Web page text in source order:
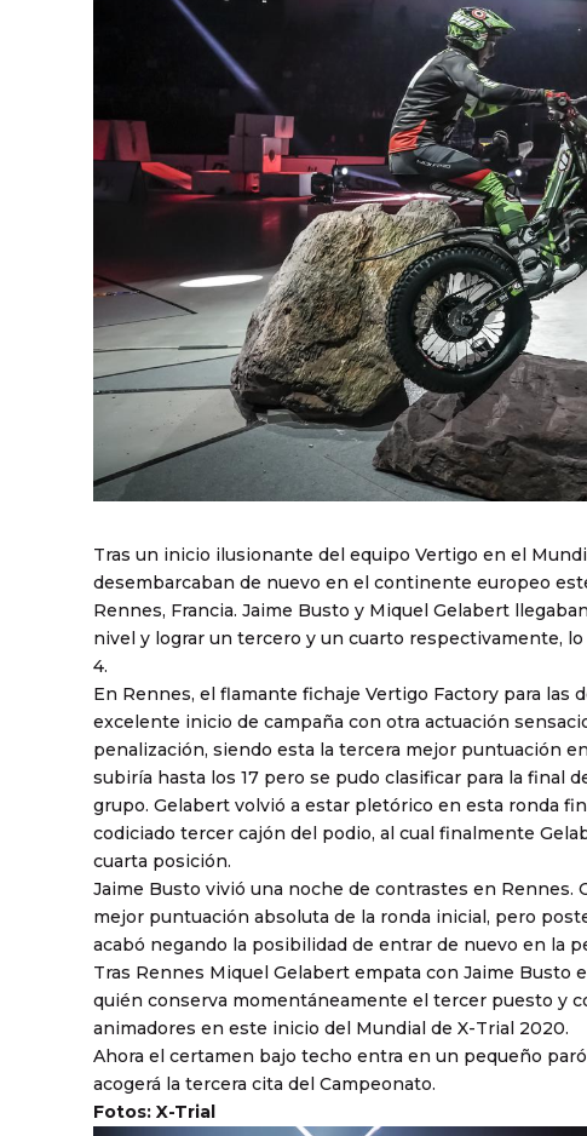
Tras un inicio ilusionante del equipo Vertigo en el
desembarcaban de nuevo en el continente europeo
Rennes, Francia. Jaime Busto y Miquel Gelabert
nivel y lograr un tercero y un cuarto respectivamente,
4.
En Rennes, el flamante fichaje Vertigo Factory para las
excelente inicio de campaña con otra actuación
penalización, siendo esta la tercera mejor puntuación
subiría hasta los 17 pero se pudo clasificar para la final
grupo. Gelabert volvió a estar pletórico en esta ronda
codiciado tercer cajón del podio, al cual finalmente
cuarta posición.
Jaime Busto vivió una noche de contrastes en Rennes.
mejor puntuación absoluta de la ronda inicial, pero
acabó negando la posibilidad de entrar de nuevo en la
Tras Rennes Miquel Gelabert empata con Jaime Busto
quién conserva momentáneamente el tercer puesto y
animadores en este inicio del Mundial de X-Trial 2020.
Ahora el certamen bajo techo entra en un pequeño
acogerá la tercera cita del Campeonato.
Fotos: X-Trial